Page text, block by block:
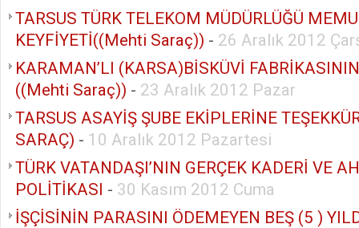
TARSUS TÜRK TELEKOM MÜDÜRLÜĞÜ
KEYFİYETİ((Mehti Saraç)) - 26 Aralık 2012
KARAMAN’LI (KARSA)BİSKÜVİ
((Mehti Saraç)) - 23 Aralık 2012 Pazar
TARSUS ASAYİŞ ŞUBE EKİPLERİNE
SARAÇ) - 10 Aralık 2012 Pazartesi
TÜRK VATANDAŞI’NIN GERÇEK KADERİ VE
POLİTİKASI - 30 Kasım 2012 Cuma
İŞÇİSİNİN PARASINI ÖDEMEYEN BEŞ (5 )